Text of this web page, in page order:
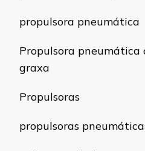
propulsora pneumática
Propulsora
graxa
Propulsoras
propulsoras